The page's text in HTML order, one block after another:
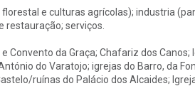
e culturas agrícolas); industria
restauração; serviços.
da Graça; Chafariz dos Canos;
do Varatojo; igrejas do Barro, da
ruínas do Palácio dos Alcaides;